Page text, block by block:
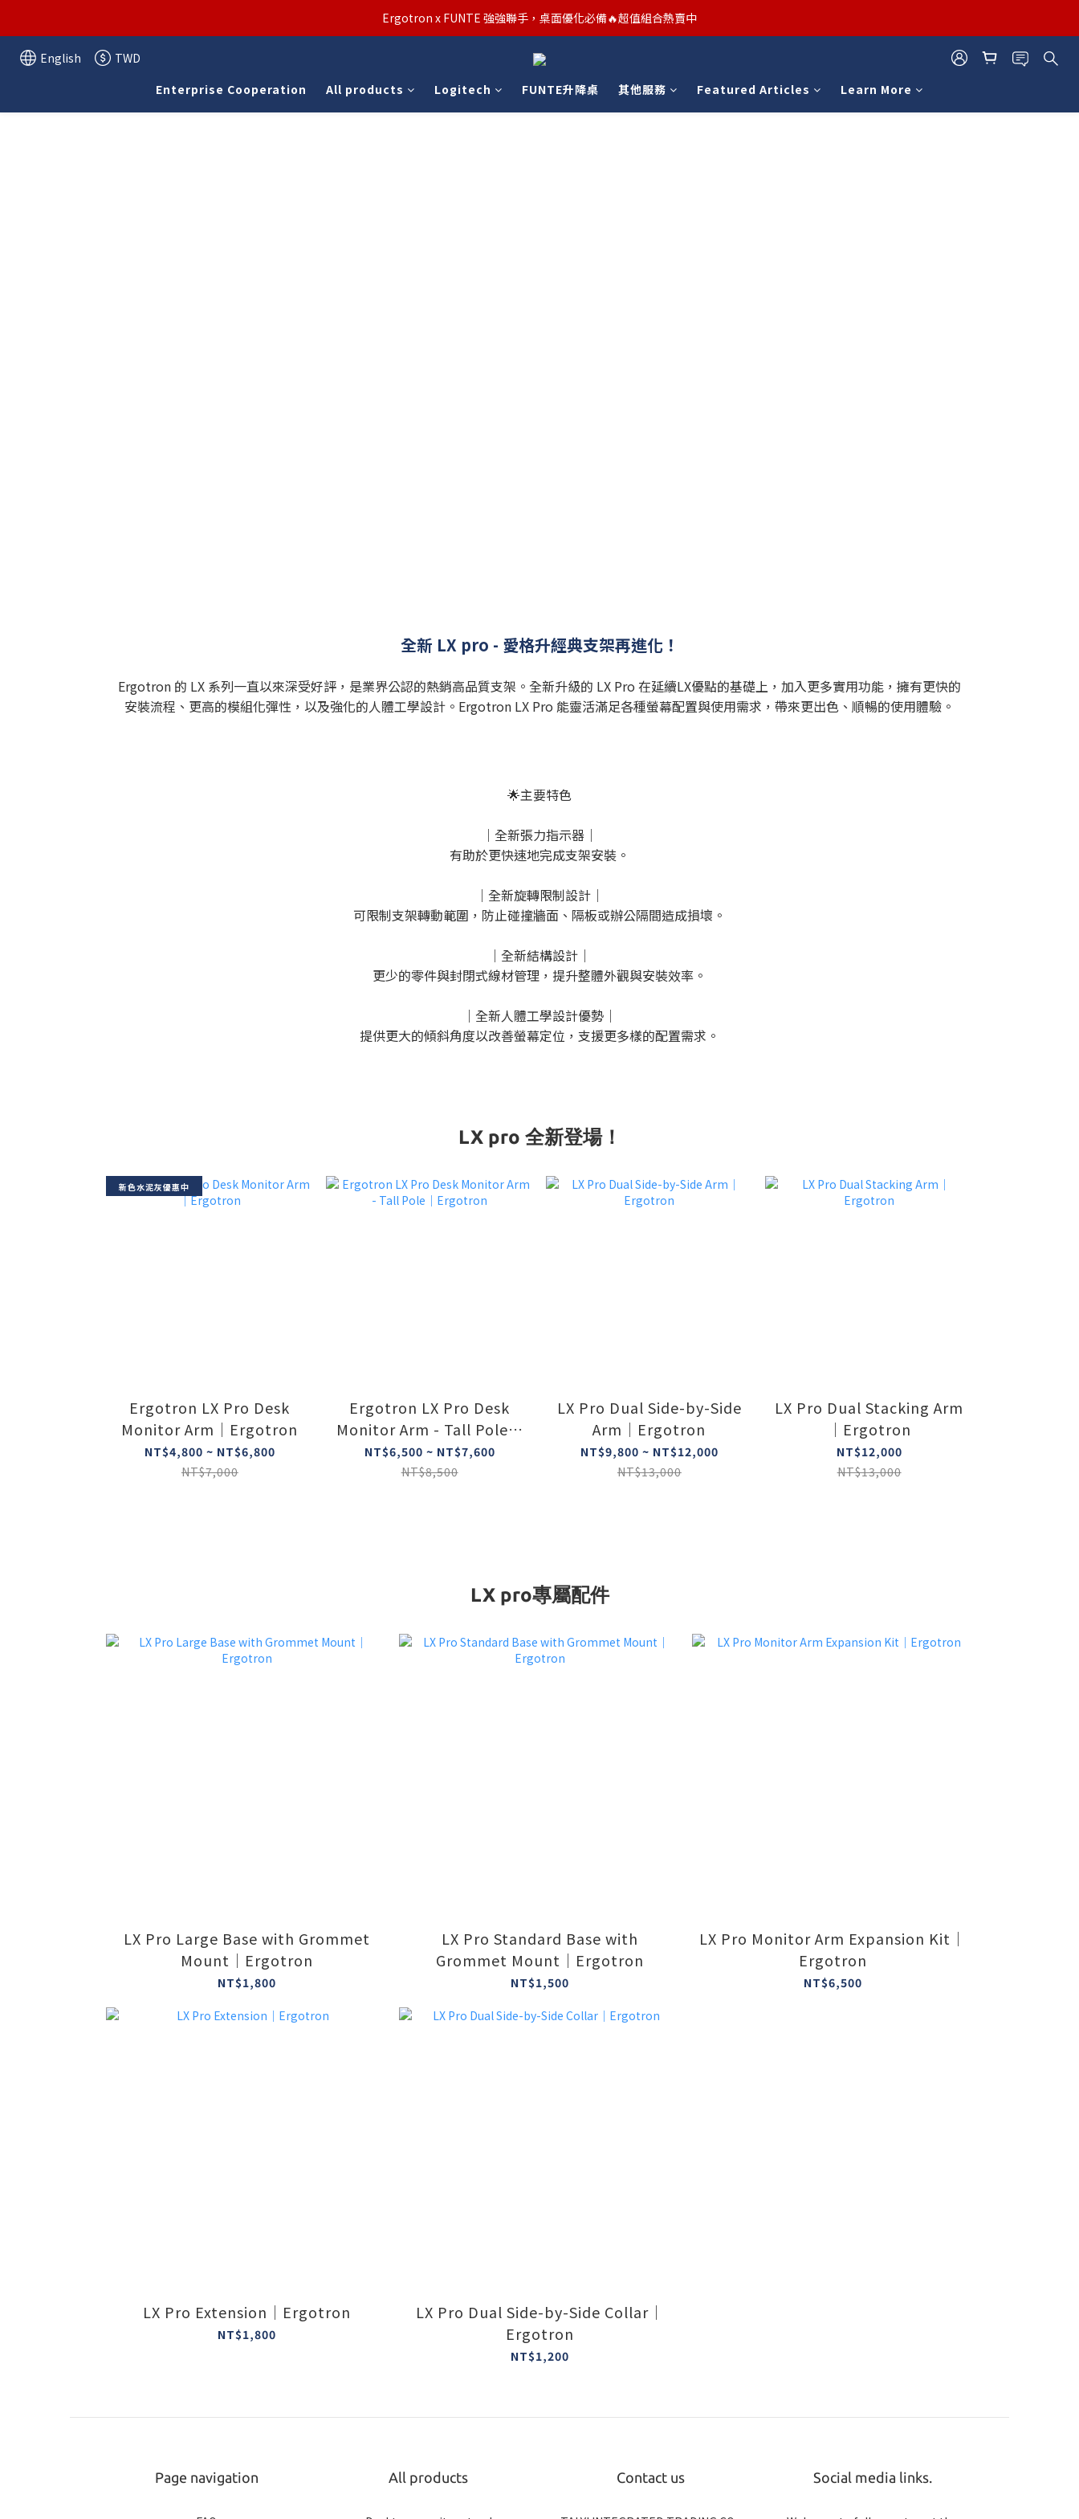
汰舊/升級補助優惠熱烈進行中！符合資格者歡迎申請購物金補助
Ergotron x FUNTE 強強聯手，桌面優化必備🔥超值組合熱賣中
汰舊/升級補助優惠熱烈進行中！符合資格者歡迎申請購物金補助
English
TWD
Enterprise Cooperation
All products Logitech FUNTE升降桌 其他服務 Featured Articles Learn More
全新 LX pro - 愛格升經典支架再進化！
Ergotron 的 LX 系列一直以來深受好評，是業界公認的熱銷高品質支架。全新升級的 LX Pro 在延續LX優點的基礎上，加入更多實用功能，擁有更快的
安裝流程、更高的模組化彈性，以及強化的人體工學設計。Ergotron LX Pro 能靈活滿足各種螢幕配置與使用需求，帶來更出色、順暢的使用體驗。
🌟主要特色
｜全新張力指示器｜
有助於更快速地完成支架安裝。
｜全新旋轉限制設計｜
可限制支架轉動範圍，防止碰撞牆面、隔板或辦公隔間造成損壞。
｜全新結構設計｜
更少的零件與封閉式線材管理，提升整體外觀與安裝效率。
｜全新人體工學設計優勢｜
提供更大的傾斜角度以改善螢幕定位，支援更多樣的配置需求。
LX pro 全新登場！
新色水泥灰優惠中
Ergotron LX Pro Desk
Monitor Arm｜Ergotron
NT$4,800 ~ NT$6,800
NT$7,000
Ergotron LX Pro Desk
Monitor Arm - Tall Pole｜
Ergotron
NT$6,500 ~ NT$7,600
NT$8,500
LX Pro Dual Side-by-Side
Arm｜Ergotron
NT$9,800 ~ NT$12,000
NT$13,000
LX Pro Dual Stacking Arm
｜Ergotron
NT$12,000
NT$13,000
LX pro專屬配件
LX Pro Large Base with Grommet
Mount｜Ergotron
NT$1,800
LX Pro Standard Base with
Grommet Mount｜Ergotron
NT$1,500
LX Pro Monitor Arm Expansion Kit｜
Ergotron
NT$6,500
LX Pro Extension｜Ergotron
NT$1,800
LX Pro Dual Side-by-Side Collar｜
Ergotron
NT$1,200
Page navigation All products Contact us Social media links.